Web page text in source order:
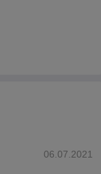
06.07.2021